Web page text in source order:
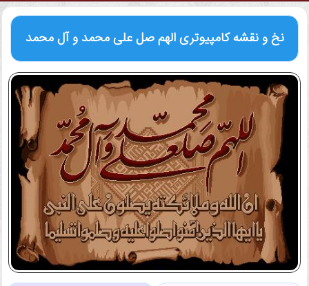
نخ و نقشه کامپیوتریالهم صل علی محمد و آل محمد